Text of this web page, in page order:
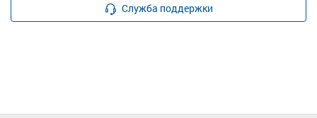
Служба поддержки